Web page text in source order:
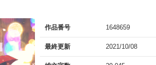
作品番号 1648659
最終更新 2021/10/08